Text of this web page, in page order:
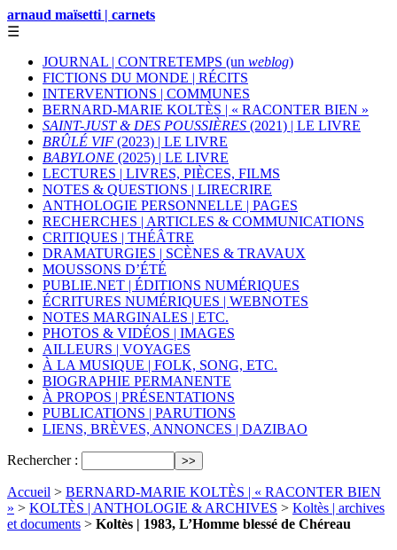
arnaud maïsetti | carnets
☰
JOURNAL | CONTRETEMPS (un weblog)
FICTIONS DU MONDE | RÉCITS
INTERVENTIONS | COMMUNES
BERNARD-MARIE KOLTÈS | « RACONTER BIEN »
SAINT-JUST & DES POUSSIÈRES (2021) | LE LIVRE
BRÛLÉ VIF (2023) | LE LIVRE
BABYLONE (2025) | LE LIVRE
LECTURES | LIVRES, PIÈCES, FILMS
NOTES & QUESTIONS | LIRECRIRE
ANTHOLOGIE PERSONNELLE | PAGES
RECHERCHES | ARTICLES & COMMUNICATIONS
CRITIQUES | THÉÂTRE
DRAMATURGIES | SCÈNES & TRAVAUX
MOUSSONS D’ÉTÉ
PUBLIE.NET | ÉDITIONS NUMÉRIQUES
ÉCRITURES NUMÉRIQUES | WEBNOTES
NOTES MARGINALES | ETC.
PHOTOS & VIDÉOS | IMAGES
AILLEURS | VOYAGES
À LA MUSIQUE | FOLK, SONG, ETC.
BIOGRAPHIE PERMANENTE
À PROPOS | PRÉSENTATIONS
PUBLICATIONS | PARUTIONS
LIENS, BRÈVES, ANNONCES | DAZIBAO
Rechercher :
Accueil > BERNARD-MARIE KOLTÈS | « RACONTER BIEN
» > KOLTÈS | ANTHOLOGIE & ARCHIVES > Koltès | archives
et documents > Koltès | 1983, L’Homme blessé de Chéreau